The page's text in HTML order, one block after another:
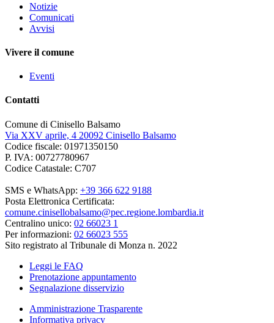
Notizie
Comunicati
Avvisi
Vivere il comune
Eventi
Contatti
Comune di Cinisello Balsamo
Via XXV aprile, 4 20092 Cinisello Balsamo
Codice fiscale: 01971350150
P. IVA: 00727780967
Codice Catastale: C707
SMS e WhatsApp: +39 366 622 9188
Posta Elettronica Certificata:
comune.cinisellobalsamo@pec.regione.lombardia.it
Centralino unico: 02 66023 1
Per informazioni: 02 66023 555
Sito registrato al Tribunale di Monza n. 2022
Leggi le FAQ
Prenotazione appuntamento
Segnalazione disservizio
Amministrazione Trasparente
Informativa privacy